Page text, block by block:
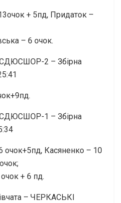
+ 5пд, Придаток –
– 6 очок.
2 – Збірна
1 – Збірна
Касяненко – 10
+ 6 пд.
– ЧЕРКАСЬКІ